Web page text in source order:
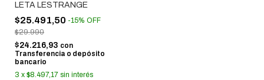
LETA LESTRANGE
$25.491,50 -15% OFF
$29.990
$24.216,93 con
Transferencia o depósito
bancario
3 x $8.497,17 sin interés